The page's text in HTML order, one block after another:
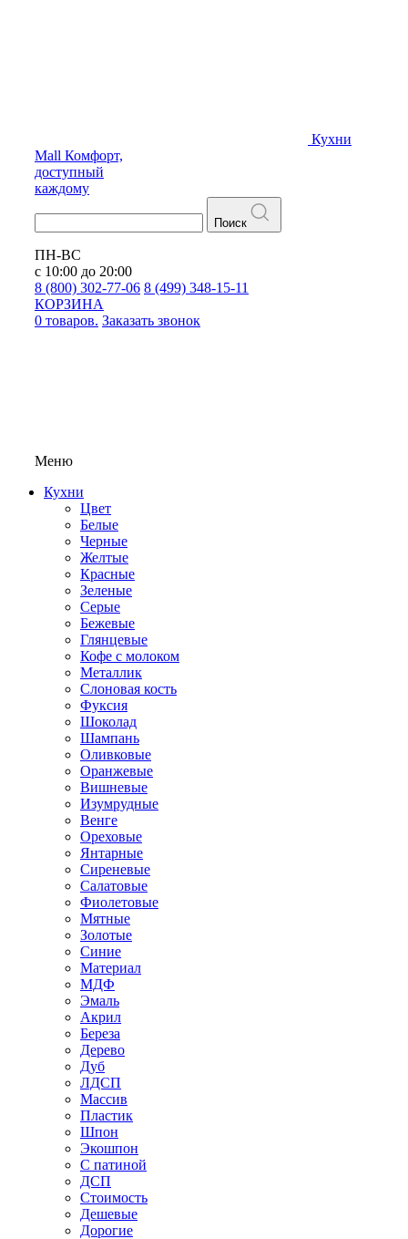
Кухни
Mall Комфорт,
доступный
каждому
Поиск
ПН-ВС
с 10:00 до 20:00
8 (800) 302-77-06 8 (499) 348-15-11
КОРЗИНА
0 товаров. Заказать звонок
Меню
Кухни
Цвет
Белые
Черные
Желтые
Красные
Зеленые
Серые
Бежевые
Глянцевые
Кофе с молоком
Металлик
Слоновая кость
Фуксия
Шоколад
Шампань
Оливковые
Оранжевые
Вишневые
Изумрудные
Венге
Ореховые
Янтарные
Сиреневые
Салатовые
Фиолетовые
Мятные
Золотые
Синие
Материал
МДФ
Эмаль
Акрил
Береза
Дерево
Дуб
ЛДСП
Массив
Пластик
Шпон
Экошпон
С патиной
ДСП
Стоимость
Дешевые
Дорогие